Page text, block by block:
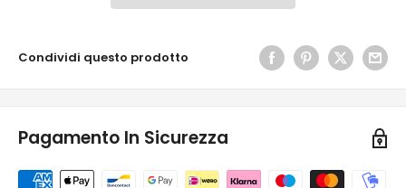
Condividi questo prodotto
Pagamento In Sicurezza